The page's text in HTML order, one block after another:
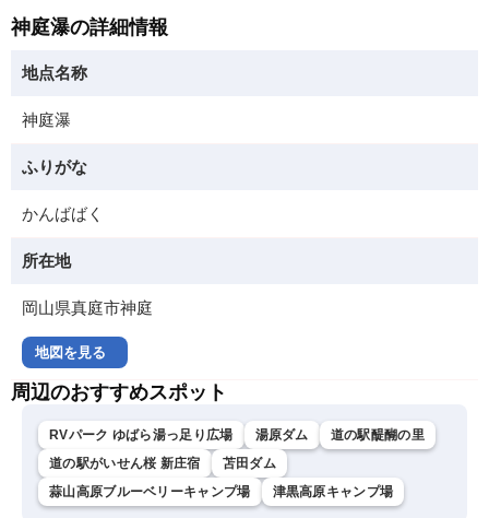
神庭瀑の詳細情報
地点名称
神庭瀑
ふりがな
かんばばく
所在地
岡山県真庭市神庭
地図を見る
周辺のおすすめスポット
RVパーク ゆばら湯っ足り広場 湯原ダム
道の駅醍醐の里
道の駅がいせん桜 新庄宿
苫田ダム
蒜山高原ブルーベリーキャンプ場
津黒高原キャンプ場